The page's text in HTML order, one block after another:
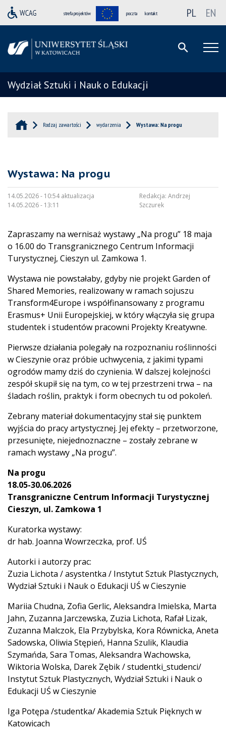
strefa projektów poczta kontakt PL EN
Wydział Sztuki i Nauk o Edukacji
Rodzaj zawartości wydarzenia Wystawa: Na progu
Wystawa: Na progu
14.05.2026 - 10:54 aktualizacja
14.05.2026 - 13:11
Redakcja: Andrzej
Szczurek
Zapraszamy na wernisaż wystawy „Na progu” 18 maja
o 16.00 do Transgranicznego Centrum Informacji
Turystycznej, Cieszyn ul. Zamkowa 1.
Wystawa nie powstałaby, gdyby nie projekt Garden of
Shared Memories, realizowany w ramach sojuszu
Transform4Europe i współfinansowany z programu
Erasmus+ Unii Europejskiej, w który włączyła się grupa
studentek i studentów pracowni Projekty Kreatywne.
Pierwsze działania polegały na rozpoznaniu roślinności
w Cieszynie oraz próbie uchwycenia, z jakimi typami
ogrodów mamy dziś do czynienia. W dalszej kolejności
zespół skupił się na tym, co w tej przestrzeni trwa – na
śladach roślin, praktyk i form obecnych tu od pokoleń.
Zebrany materiał dokumentacyjny stał się punktem
wyjścia do pracy artystycznej. Jej efekty – przetworzone,
przesunięte, niejednoznaczne – zostały zebrane w
ramach wystawy „Na progu”.
Na progu
18.05-30.06.2026
Transgraniczne Centrum Informacji Turystycznej
Cieszyn, ul. Zamkowa 1
Kuratorka wystawy:
dr hab. Joanna Wowrzeczka, prof. UŚ
Autorki i autorzy prac:
Zuzia Lichota / asystentka / Instytut Sztuk Plastycznych,
Wydział Sztuki i Nauk o Edukacji UŚ w Cieszynie
Mariia Chudna, Zofia Gerlic, Aleksandra Imielska, Marta
Jahn, Zuzanna Jarczewska, Zuzia Lichota, Rafał Lizak,
Zuzanna Malczok, Ela Przybylska, Kora Równicka, Aneta
Sadowska, Oliwia Stępień, Hanna Szulik, Klaudia
Szymańda, Sara Tomas, Aleksandra Wachowska,
Wiktoria Wolska, Darek Zębik / studentki_studenci/
Instytut Sztuk Plastycznych, Wydział Sztuki i Nauk o
Edukacji UŚ w Cieszynie
Iga Potępa /studentka/ Akademia Sztuk Pięknych w
Katowicach